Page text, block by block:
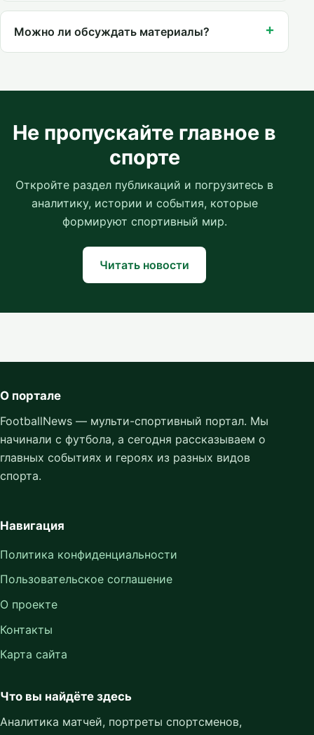
Можно ли обсуждать материалы?
Не пропускайте главное в
спорте
Откройте раздел публикаций и погрузитесь в
аналитику, истории и события, которые
формируют спортивный мир.
Читать новости
О портале
FootballNews — мульти-спортивный портал. Мы
начинали с футбола, а сегодня рассказываем о
главных событиях и героях из разных видов
спорта.
Навигация
Политика конфиденциальности
Пользовательское соглашение
О проекте
Контакты
Карта сайта
Что вы найдёте здесь
Аналитика матчей, портреты спортсменов,